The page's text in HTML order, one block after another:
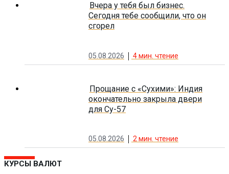
Вчера у тебя был бизнес.
Сегодня тебе сообщили, что он
сгорел
05.08.2026 4мин. чтение
Прощание с «Сухими»: Индия
окончательно закрыла двери
для Су-57
05.08.2026 2мин. чтение
КУРСЫ ВАЛЮТ